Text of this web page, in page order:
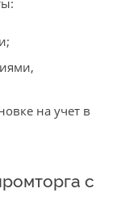
на учет в
с